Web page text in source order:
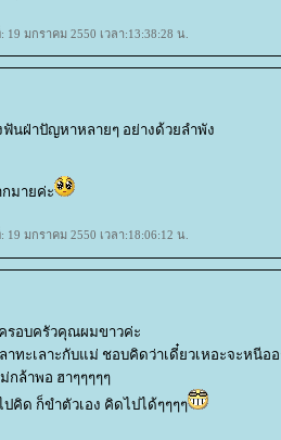
19 มกราคม 2550 เวลา:13:38:28 น.
ฝ่าปัญหาหลายๆ อย่างด้วยลำพัง
มายค่ะ
19 มกราคม 2550 เวลา:18:06:12 น.
รอบครัวคุณผมขาวค่ะ
าทะเลาะกับแม่ ชอบคิดว่าเดี๋ยวเหอะจะหนีอ
ล้าพอ ฮาๆๆๆๆๆ
คิด ก็ขำตัวเอง คิดไปได้ๆๆๆๆ